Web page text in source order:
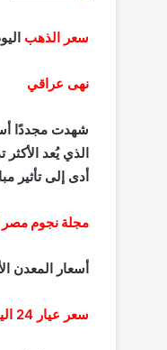
سعر الذهب
نهى عراقي
شهدت مجددًا
الذي يُعد
أدى إلى تأثير
مجلة نجوم مصر
أسعار المعدن
سعر عيار 24 اليوم